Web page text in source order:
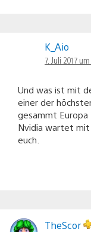
K_Aio
7. Juli 2017 um
Und was ist mit
einer der
gesammt
Nvidia wartet
euch.
TheScor